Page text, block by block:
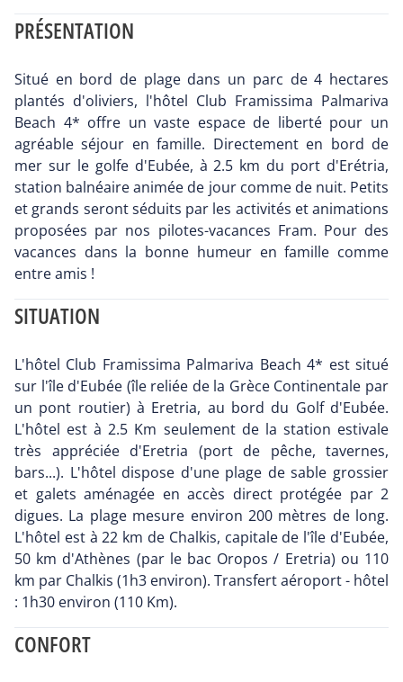
PRÉSENTATION
Situé en bord de plage dans un parc de 4 hectares
plantés d'oliviers, l'hôtel Club Framissima Palmariva
Beach 4* offre un vaste espace de liberté pour un
agréable séjour en famille. Directement en bord de
mer sur le golfe d'Eubée, à 2.5 km du port d'Erétria,
station balnéaire animée de jour comme de nuit. Petits
et grands seront séduits par les activités et animations
proposées par nos pilotes-vacances Fram. Pour des
vacances dans la bonne humeur en famille comme
entre amis !
SITUATION
L'hôtel Club Framissima Palmariva Beach 4* est situé
sur l'île d'Eubée (île reliée de la Grèce Continentale par
un pont routier) à Eretria, au bord du Golf d'Eubée.
L'hôtel est à 2.5 Km seulement de la station estivale
très appréciée d'Eretria (port de pêche, tavernes,
bars...). L'hôtel dispose d'une plage de sable grossier
et galets aménagée en accès direct protégée par 2
digues. La plage mesure environ 200 mètres de long.
L'hôtel est à 22 km de Chalkis, capitale de l'île d'Eubée,
50 km d'Athènes (par le bac Oropos / Eretria) ou 110
km par Chalkis (1h3 environ). Transfert aéroport - hôtel
: 1h30 environ (110 Km).
CONFORT